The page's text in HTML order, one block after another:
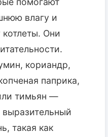
влагу и
котлеты. Они
кориандр,
паприка,
тимьян —
выразительный
такая как